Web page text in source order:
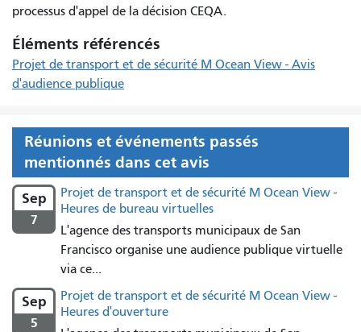
processus d'appel de la décision CEQA.
Éléments référencés
Projet de transport et de sécurité M Ocean View - Avis
d'audience publique
Réunions et événements passés
mentionnés dans cet avis
Sep
7
Projet de transport et de sécurité M Ocean View -
Heures de bureau virtuelles
L'agence des transports municipaux de San
Francisco organise une audience publique virtuelle
via ce...
Sep
5
Projet de transport et de sécurité M Ocean View -
Heures d'ouverture